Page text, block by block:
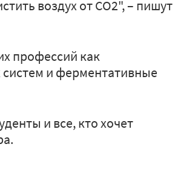
воздух от CO2", – пишут
профессий как
и ферментативные
и все, кто хочет